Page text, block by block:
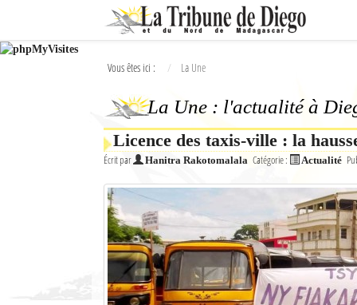
Ok
L'actualité à Diego Suarez
Vous êtes ici : La Une
La Une : l'actualité à
Licence des taxis-ville : la
Écrit par Hanitra Rakotomalala Catégorie : Actualité